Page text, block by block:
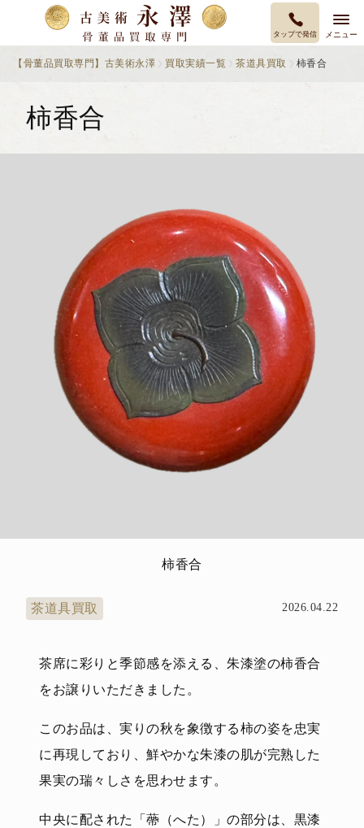
タップで発信 メニュー
【骨董品買取専門】古美術永澤 買取実績一覧 茶道具買取 柿香合
柿香合
柿香合
茶道具買取 2026.04.22
茶席に彩りと季節感を添える、朱漆塗の柿香合
をお譲りいただきました。
このお品は、実りの秋を象徴する柿の姿を忠実
に再現しており、鮮やかな朱漆の肌が完熟した
果実の瑞々しさを思わせます。
中央に配された「蔕（へた）」の部分は、黒漆